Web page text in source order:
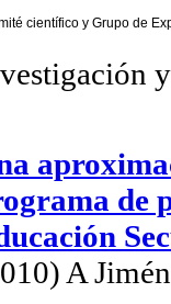
científico y Grupo de
de
A